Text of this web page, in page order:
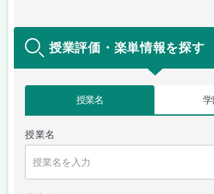
授業評価・楽単情報を探す
授業名 学
授業名